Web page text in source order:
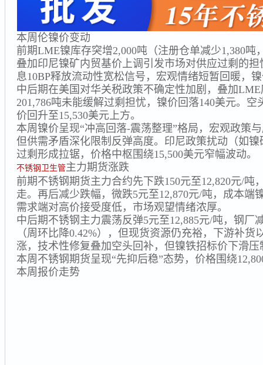
本周伦镍价变动
前期LME镍库存突增2,000吨（注册仓单减少1,380吨
叠加印尼镍矿内贸基价上调引发市场对供应过剩的
息10BP释放流动性宽松信号，宏观情绪短暂回暖，
中后期在美国对华关税政策不确定性加剧，叠加
201,786吨未能缓解过剩担忧，镍价回落140美元。
价回升至15,530美元上方。
本周镍价呈现“冲高回落-震荡整理”格局，宏观政策
但供需矛盾深化限制反弹高度。印尼政策扰动（如
过剩形成拉锯，价格中枢围绕15,500美元窄幅波动。
不锈钢卫生管主力期货涨跌
前期不锈钢期货主力合约先下跌150元至12,820元/吨
走。再后减少跌幅，微跌5元至12,870元/吨，成本端
需求端对高价接受度低，市场观望情绪浓厚。
中后期不锈钢主力震荡反弹5元至12,885元/吨，钢厂
（周环比降0.42%），但现货资源仍充裕，下游补货
涨，技术性修复叠加空头回补，但镍铁招标价下滑
本周不锈钢期货呈现“先抑后稳”态势，价格围绕
本周报价走势